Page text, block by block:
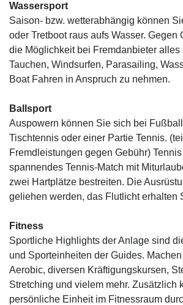
Wassersport
Saison- bzw. wetterabhängig können
oder Tretboot raus aufs Wasser. Gegen
die Möglichkeit bei Fremdanbieter alles
Tauchen, Windsurfen, Parasailing,
Boat Fahren in Anspruch zu nehmen.
Ballsport
Auspowern können Sie sich bei
Tischtennis oder einer Partie Tennis.
Fremdleistungen gegen Gebühr)
spannendes Tennis-Match mit
zwei Hartplätze bestreiten. Die
geliehen werden, das Flutlicht erhalten
Fitness
Sportliche Highlights der Anlage sind
und Sporteinheiten der Guides.
Aerobic, diversen Kräftigungskursen,
Stretching und vielem mehr. Zusätzlich
persönliche Einheit im Fitnessraum